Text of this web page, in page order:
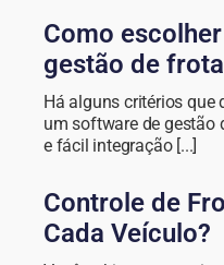
Como
gestão de frota
Há alguns critérios que
um software de gestão
e fácil integração [...]
Controle de
Cada Veículo?